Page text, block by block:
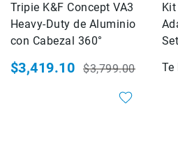
Cargadores
Memorias
y
Lectores
Estuches,
Mochilas
Tripie K&F Concept VA3
Heavy-Duty de Aluminio
con Cabezal 360°
habitual
$3,799.00
Precio
$3,419.10
Te